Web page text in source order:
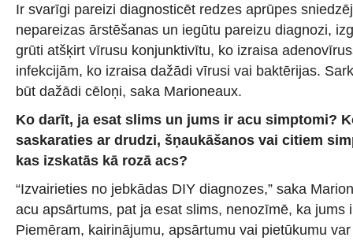
Ir svarīgi pareizi diagnosticēt redzes aprūpes
nepareizas ārstēšanas un iegūtu pareizu diagnozi,
grūti atšķirt vīrusu konjunktivītu, ko izraisa
infekcijām, ko izraisa dažādi vīrusi vai baktērijas.
būt dažādi cēloņi, saka Marioneaux.
Ko darīt, ja esat slims un jums ir acu simptomi?
saskaraties ar drudzi, šņaukāšanos vai citiem
kas izskatās kā rozā acs?
“Izvairieties no jebkādas DIY diagnozes,” saka
acu apsārtums, pat ja esat slims, nenozīmē, ka jums
Piemēram, kairinājumu, apsārtumu vai pietūkumu